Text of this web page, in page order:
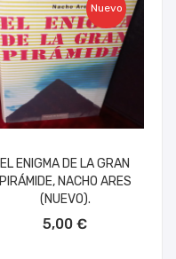
Nuevo
EL ENIGMA DE LA GRAN
PIRÁMIDE, NACHO ARES
(NUEVO).
5,00 €